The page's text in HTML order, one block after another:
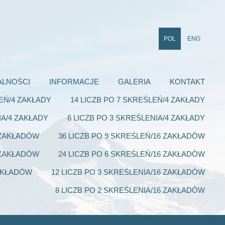
INFORMACJE GALERIA KONTAKT
4 ZAKŁADY 14 LICZB PO 7 SKREŚLEŃ/4 ZAKŁADY
4 ZAKŁADY 6 LICZB PO 3 SKREŚLENIA/4 ZAKŁADY
36 LICZB PO 9 SKREŚLEŃ/16 ZAKŁADÓW
24 LICZB PO 6 SKREŚLEŃ/16 ZAKŁADÓW
12 LICZB PO 3 SKREŚLENIA/16 ZAKŁADÓW
8 LICZB PO 2 SKREŚLENIA/16 ZAKŁADÓW
POL ENG